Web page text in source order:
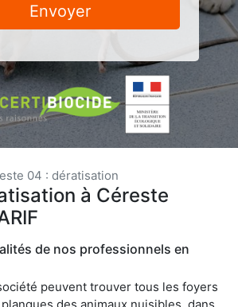
Envoyer
04 : dératisation
à Céreste
de nos professionnels en
peuvent trouver tous les foyers